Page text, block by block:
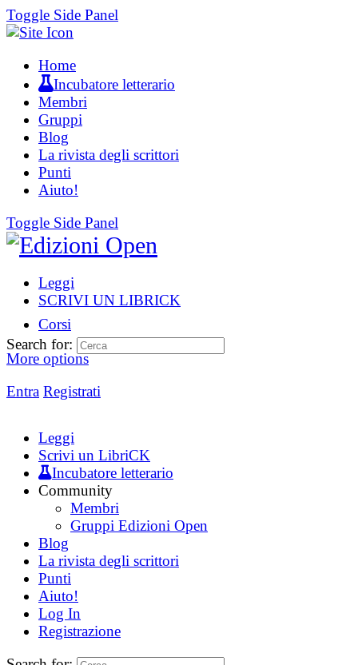
Toggle Side Panel
Home
Incubatore letterario
Membri
Gruppi
Blog
La rivista degli scrittori
Punti
Aiuto!
Toggle Side Panel
Leggi
SCRIVI UN LIBRICK
Corsi
More options
Entra Registrati
Search for:
Leggi
Scrivi un LibriCK
Incubatore letterario
Community
Membri
Gruppi Edizioni Open
Blog
La rivista degli scrittori
Punti
Aiuto!
Log In
Registrazione